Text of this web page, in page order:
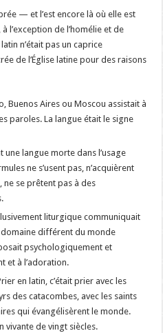
— et l’est encore là où elle est
l’exception de l’homélie et de
n’était pas un caprice
de l’Église latine pour des raisons
Buenos Aires ou Moscou assistait à
paroles. La langue était le signe
une langue morte dans l’usage
ne s’usent pas, n’acquièrent
ne se prêtent pas à des
liturgique communiquait
différent du monde
psychologiquement et
et à l’adoration.
en latin, c’était prier avec les
des catacombes, avec les saints
qui évangélisèrent le monde.
vivante de vingt siècles.